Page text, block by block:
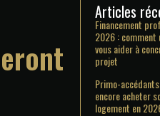
Articles
Financement
2026 :
vous aider à
projet
Primo-
encore acheter
logement en